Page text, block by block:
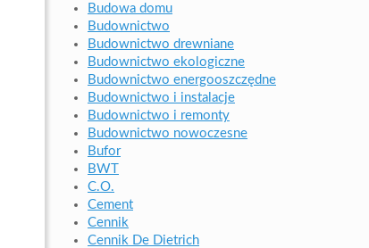
Budowa domu
Budownictwo
Budownictwo drewniane
Budownictwo ekologiczne
Budownictwo energooszczędne
Budownictwo i instalacje
Budownictwo i remonty
Budownictwo nowoczesne
Bufor
BWT
C.O.
Cement
Cennik
Cennik De Dietrich